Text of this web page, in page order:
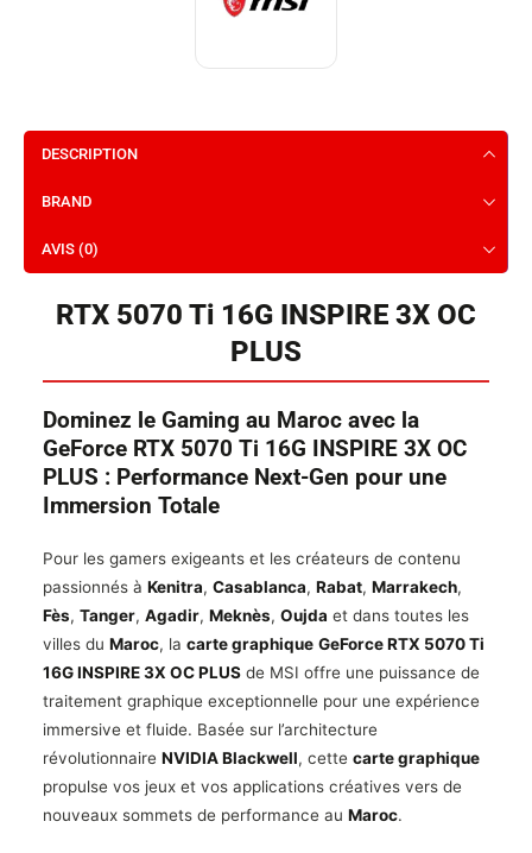
DESCRIPTION
BRAND
AVIS (0)
RTX 5070 Ti 16G INSPIRE 3X OC
PLUS
Dominez le Gaming au Maroc avec la
GeForce RTX 5070 Ti 16G INSPIRE 3X OC
PLUS : Performance Next-Gen pour une
Immersion Totale
Pour les gamers exigeants et les créateurs de contenu
passionnés à Kenitra, Casablanca, Rabat, Marrakech,
Fès, Tanger, Agadir, Meknès, Oujda et dans toutes les
villes du Maroc, la carte graphique GeForce RTX 5070 Ti
16G INSPIRE 3X OC PLUS de MSI offre une puissance de
traitement graphique exceptionnelle pour une expérience
immersive et fluide. Basée sur l’architecture
révolutionnaire NVIDIA Blackwell, cette carte graphique
propulse vos jeux et vos applications créatives vers de
nouveaux sommets de performance au Maroc.